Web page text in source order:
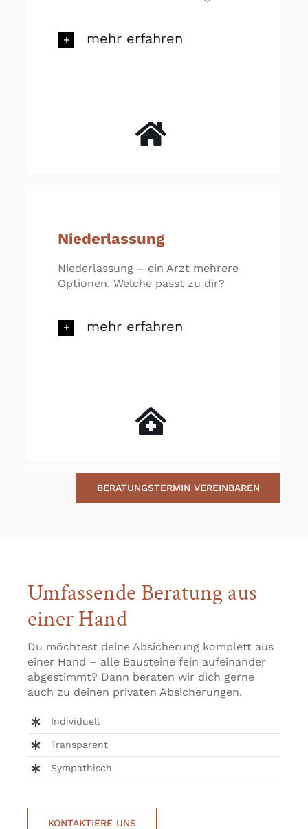
mehr erfahren
Niederlassung
Niederlassung – ein Arzt mehrere
Optionen. Welche passt zu dir?
mehr erfahren
BERATUNGSTERMIN VEREINBAREN
Umfassende Beratung aus
einer Hand
Du möchtest deine Absicherung komplett aus
einer Hand – alle Bausteine fein aufeinander
abgestimmt? Dann beraten wir dich gerne
auch zu deinen privaten Absicherungen.
Individuell
Transparent
Sympathisch
KONTAKTIERE UNS